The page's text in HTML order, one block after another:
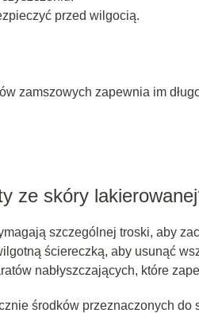
przed wilgocią.
zamszowych zapewnia im
ze skóry
szczególnej troski, aby
ściereczką, aby usunąć
nabłyszczających, które
środków przeznaczonych